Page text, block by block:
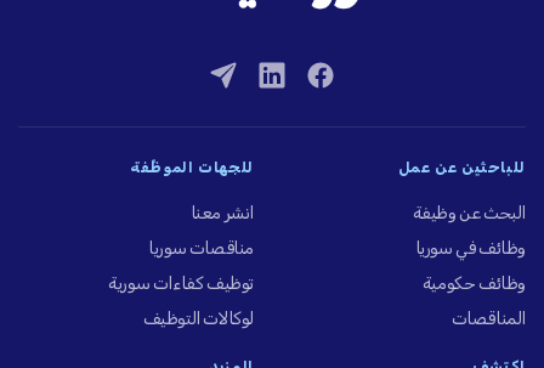
للباحثين عن عمل
البحث عن وظيفة
وظائف في سوريا
وظائف حكومية
المناقصات
للجهات الموظِّفة
انشر معنا
مناقصات سوريا
توظيف كفاءات سورية
لوكالات التوظيف